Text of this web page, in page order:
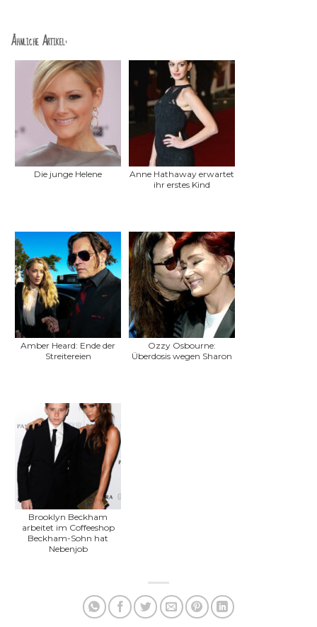
Ähnliche Artikel:
Die junge Helene
Anne Hathaway erwartet
ihr erstes Kind
Amber Heard: Ende der
Streitereien
Ozzy Osbourne:
Überdosis wegen Sharon
Brooklyn Beckham
arbeitet im Coffeeshop
Beckham-Sohn hat
Nebenjob